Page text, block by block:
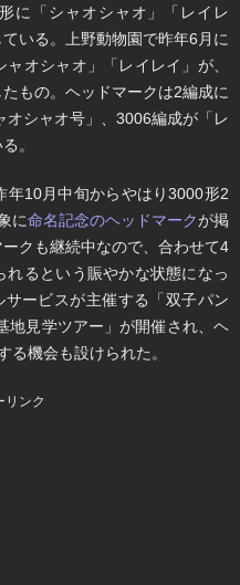
に「シャオシャオ」「レイレ
いる。上野動物園で昨年6月に
オシャオ」「レイレイ」が、
もの。ヘッドマークは2編成に
シャオ号」、3006編成が「レ
。
年10月中旬からやはり3000形2
に命名記念のヘッドマークが掲
クも継続中なので、合わせて4
るという賑やかな状態になっ
ービスが主催する「双子パン
地見学ツアー」が開催され、ヘ
る機会も設けられた。
リンク